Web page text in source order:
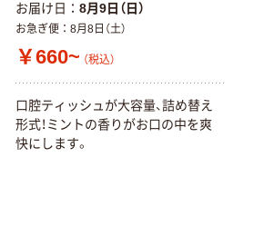
お届け日 8月9日（日）
お急ぎ便 8月8日（土）
￥660~ （税込）
口腔ティッシュが大容量、詰め替え
形式！ミントの香りがお口の中を爽
快にします。